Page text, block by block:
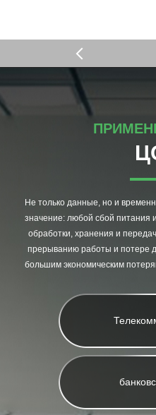
Не только данные, но и
значение: любой сбой питания
обработки, хранения и
прерыванию работы и потере
большим экономическим